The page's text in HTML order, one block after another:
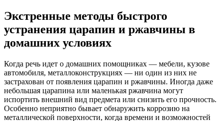
Экстренные методы быстрого
устранения царапин и ржавчины в
домашних условиях
Когда речь идет о домашних помощниках — мебели, кузове
автомобиля, металлоконструкциях — ни один из них не
застрахован от появления царапин и ржавчины. Иногда даже
небольшая царапина или маленькая ржавчина могут
испортить внешний вид предмета или снизить его прочность.
Особенно неприятно бывает обнаружить коррозию на
металлической поверхности, когда времени и возможностей